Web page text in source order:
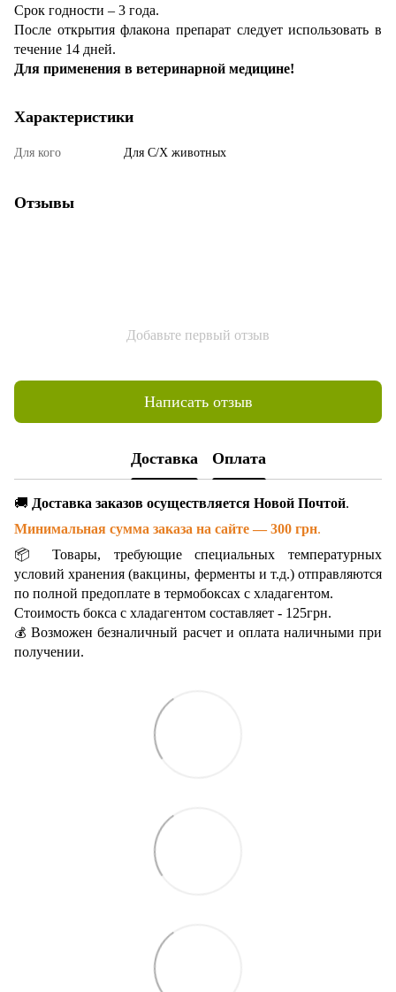
Срок годности – 3 года.
После открытия флакона препарат следует использовать в
течение 14 дней.
Для применения в ветеринарной медицине!
Характеристики
Для кого Для С/Х животных
Отзывы
Добавьте первый отзыв
Написать отзыв
Доставка Оплата
🚚 Доставка заказов осуществляется Новой Почтой.
Минимальная сумма заказа на сайте — 300 грн.
📦 Товары, требующие специальных температурных
условий хранения (вакцины, ферменты и т.д.) отправляются
по полной предоплате в термобоксах с хладагентом.
Стоимость бокса с хладагентом составляет - 125грн.
💰Возможен безналичный расчет и оплата наличными при
получении.